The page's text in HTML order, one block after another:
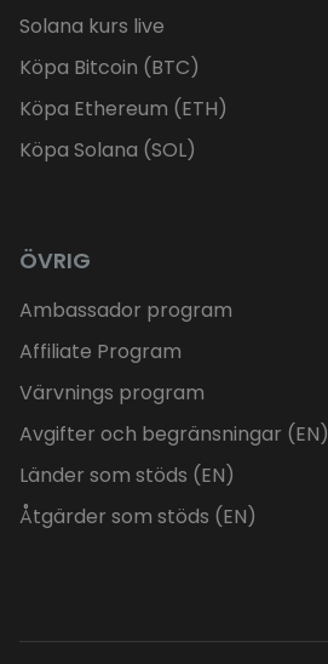
Solana kurs live
Köpa Bitcoin (BTC)
Köpa Ethereum (ETH)
Köpa Solana (SOL)
ÖVRIG
Ambassador program
Affiliate Program
Värvnings program
Avgifter och begränsningar (EN)
Länder som stöds (EN)
Åtgärder som stöds (EN)